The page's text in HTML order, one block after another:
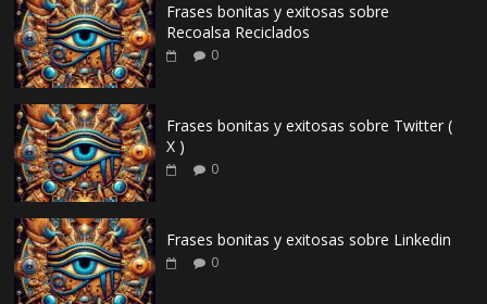
Frases bonitas y exitosas sobre
Recoalsa Reciclados
0
Frases bonitas y exitosas sobre Twitter (
X )
0
Frases bonitas y exitosas sobre Linkedin
0